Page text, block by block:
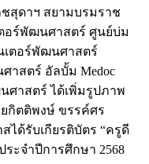
สุดาฯ สยามบรมราช
อร์พัฒนศาสตร์ ศูนย์บ่ม
เตอร์พัฒนศาสตร์
าสตร์ อัลบั้ม Medoc
ศาสตร์ ได้เพิ่มรูปภาพ
กิตติพงษ์ ขรรค์ศร
ได้รับเกียรติบัตร “ครูดี
ระจำปีการศึกษา 2568